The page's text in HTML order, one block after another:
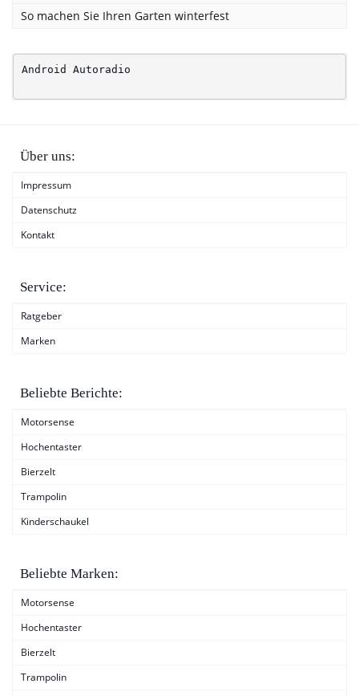
So machen Sie Ihren Garten winterfest
Android Autoradio
Über uns:
Impressum
Datenschutz
Kontakt
Service:
Ratgeber
Marken
Beliebte Berichte:
Motorsense
Hochentaster
Bierzelt
Trampolin
Kinderschaukel
Beliebte Marken:
Motorsense
Hochentaster
Bierzelt
Trampolin